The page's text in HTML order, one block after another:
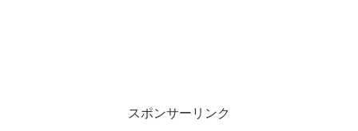
スポンサーリンク